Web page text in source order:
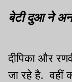
बेटी दुआ ने
दीपिका और
जा रहे है. वहीं